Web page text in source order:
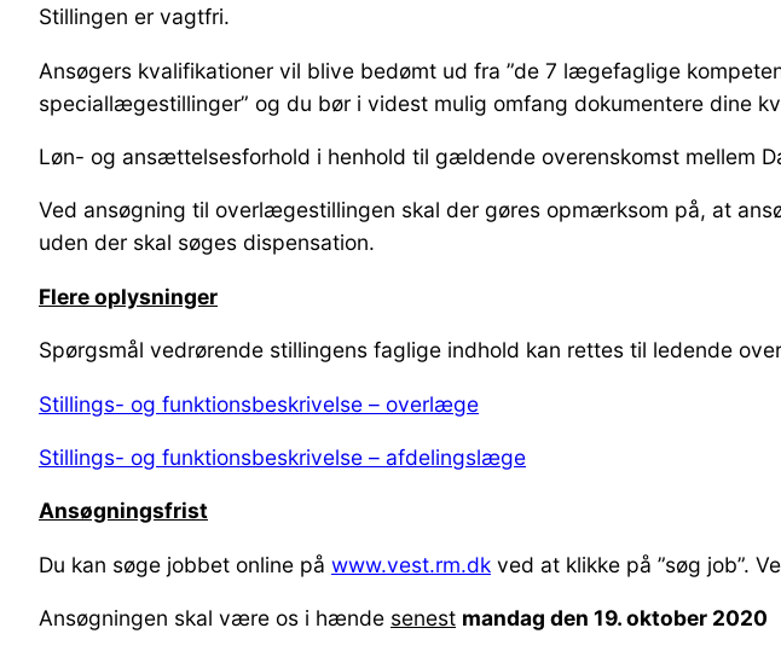
Stillingen er vagtfri.
Ansøgers kvalifikationer vil blive bedømt ud fra ”de 7 lægefaglige
speciallægestillinger” og du bør i videst mulig omfang dokumentere dine
Løn- og ansættelsesforhold i henhold til gældende overenskomst mellem
Ved ansøgning til overlægestillingen skal der gøres opmærksom på, at
uden der skal søges dispensation.
Flere oplysninger
Spørgsmål vedrørende stillingens faglige indhold kan rettes til ledende
Stillings- og funktionsbeskrivelse – overlæge
Stillings- og funktionsbeskrivelse – afdelingslæge
Ansøgningsfrist
Du kan søge jobbet online på www.vest.rm.dk ved at klikke på ”søg job”.
Ansøgningen skal være os i hænde senest mandag den 19. oktober 2020